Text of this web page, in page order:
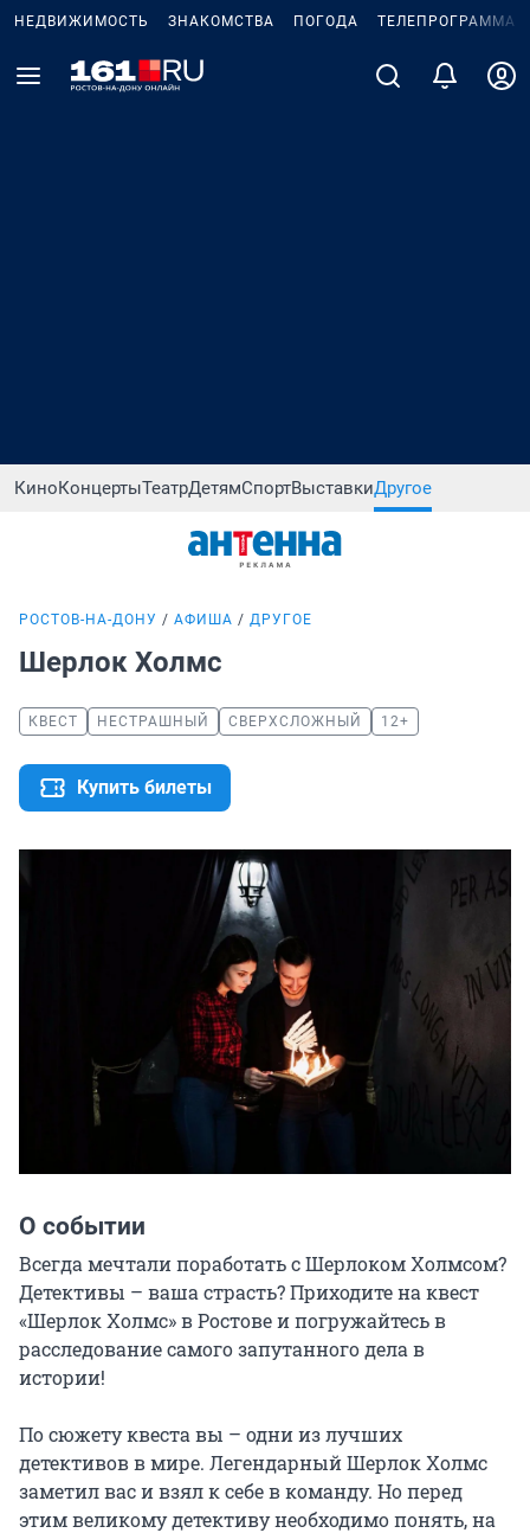
НЕДВИЖИМОСТЬ ЗНАКОМСТВА ПОГОДА ТЕЛЕПРОГРАММА
КиноКонцертыТеатрДетямСпортВыставкиДругое
РОСТОВ-НА-ДОНУ АФИША ДРУГОЕ
Шерлок Холмс
КВЕСТ НЕСТРАШНЫЙ СВЕРХСЛОЖНЫЙ 12+
Купить билеты
О событии
Всегда мечтали поработать с Шерлоком Холмсом?
Детективы – ваша страсть? Приходите на квест
«Шерлок Холмс» в Ростове и погружайтесь в
расследование самого запутанного дела в
истории!
По сюжету квеста вы – одни из лучших
детективов в мире. Легендарный Шерлок Холмс
заметил вас и взял к себе в команду. Но перед
этим великому детективу необходимо понять, на